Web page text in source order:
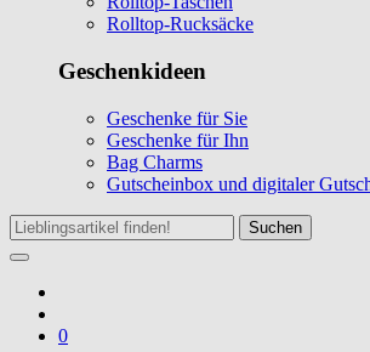
Rolltop-Rucksäcke
Geschenkideen
Geschenke für Sie
Geschenke für Ihn
Bag Charms
Gutscheinbox und digitaler
Suchen
0